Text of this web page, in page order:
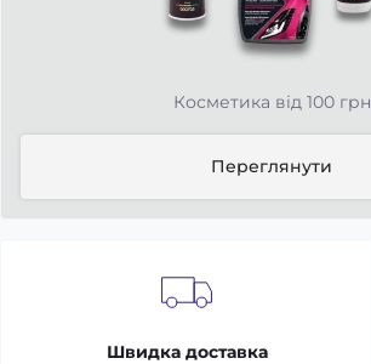
Косметика від 100 грн
Переглянути
Швидка доставка